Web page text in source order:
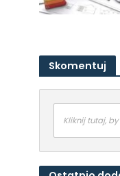
Skomentuj
Kliknij tutaj,